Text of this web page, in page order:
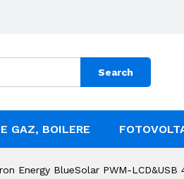
Search
GAZ, BOILERE
Energy BlueSolar PWM-LCD&USB